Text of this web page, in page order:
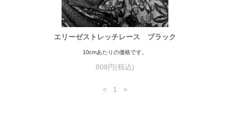
エリーゼストレッチレース ブラック
10cmあたりの価格です。
808円(税込)
< 1 >